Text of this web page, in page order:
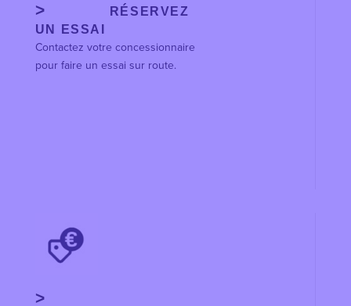
RÉSERVEZ
UN ESSAI
Contactez votre concessionnaire
pour faire un essai sur route.